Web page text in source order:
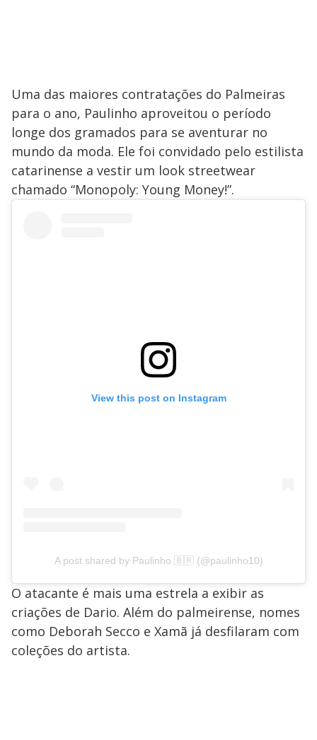
Uma das maiores contratações do Palmeiras
para o ano, Paulinho aproveitou o período
longe dos gramados para se aventurar no
mundo da moda. Ele foi convidado pelo estilista
catarinense a vestir um look streetwear
chamado “Monopoly: Young Money!”.
View this post on Instagram
A post shared by Paulinho 🇧🇷 (@paulinho10)
O atacante é mais uma estrela a exibir as
criações de Dario. Além do palmeirense, nomes
como Deborah Secco e Xamã já desfilaram com
coleções do artista.